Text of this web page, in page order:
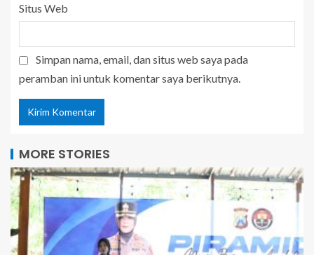
Situs Web
Simpan nama, email, dan situs web saya pada
peramban ini untuk komentar saya berikutnya.
MORE STORIES